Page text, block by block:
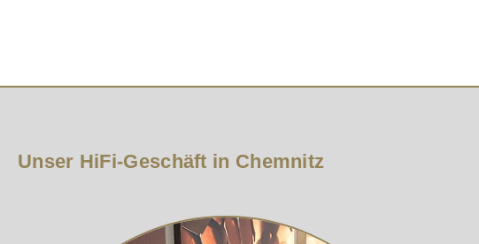
Diese Features sorgen dafür, dass das ATOLL P100 Phonomodul
Unser HiFi-Geschäft in Chemnitz